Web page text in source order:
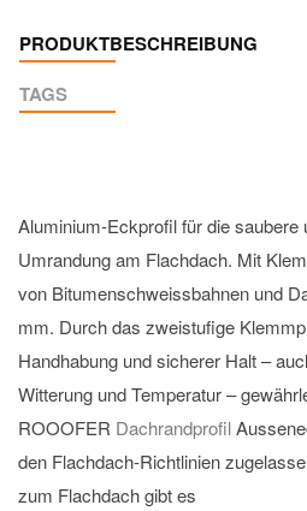
PRODUKTBESCHREIBUNG
TAGS
Aluminium-Eckprofil für die saubere
Umrandung am Flachdach. Mit
von Bitumenschweissbahnen und
mm. Durch das zweistufige
Handhabung und sicherer Halt –
Witterung und Temperatur –
ROOOFER Dachrandprofil
den Flachdach-Richtlinien
zum Flachdach gibt es